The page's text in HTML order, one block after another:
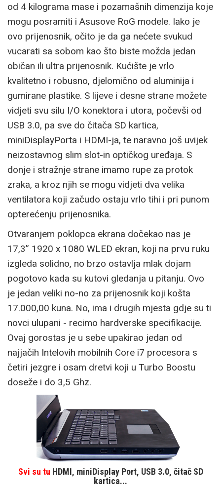
od 4 kilograma mase i pozamašnih dimenzija koje
mogu posramiti i Asusove RoG modele. Iako je
ovo prijenosnik, očito je da ga nećete svukud
vucarati sa sobom kao što biste možda jedan
običan ili ultra prijenosnik. Kućište je vrlo
kvalitetno i robusno, djelomično od aluminija i
gumirane plastike. S lijeve i desne strane možete
vidjeti svu silu I/O konektora i utora, počevši od
USB 3.0, pa sve do čitača SD kartica,
miniDisplayPorta i HDMI-ja, te naravno još uvijek
neizostavnog slim slot-in optičkog uređaja. S
donje i stražnje strane imamo rupe za protok
zraka, a kroz njih se mogu vidjeti dva velika
ventilatora koji začudo ostaju vrlo tihi i pri punom
opterećenju prijenosnika.
Otvaranjem poklopca ekrana dočekao nas je
17,3” 1920 x 1080 WLED ekran, koji na prvu ruku
izgleda solidno, no brzo ostavlja mlak dojam
pogotovo kada su kutovi gledanja u pitanju. Ovo
je jedan veliki no-no za prijenosnik koji košta
17.000,00 kuna. No, ima i drugih mjesta gdje su ti
novci ulupani - recimo hardverske specifikacije.
Ovaj gorostas je u sebe upakirao jedan od
najjačih Intelovih mobilnih Core i7 procesora s
četiri jezgre i osam dretvi koji u Turbo Boostu
doseže i do 3,5 Ghz.
Svi su tu HDMI, miniDisplay Port, USB 3.0, čitač SD
kartica...